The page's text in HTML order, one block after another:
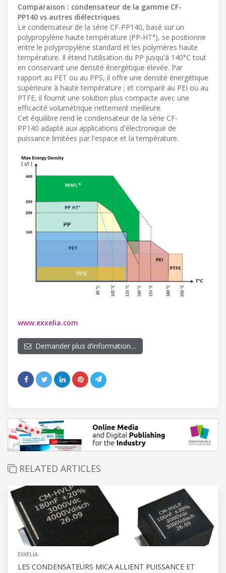
Comparaison : condensateur de la gamme CF-
PP140 vs autres diélectriques
Le condensateur de la série CF-PP140, basé sur un
polypropylène haute température (PP-HT°), se positionne
entre le polypropylène standard et les polymères haute
température. Il étend l'utilisation du PP jusqu'à 140°C tout
en conservant une densité énergétique élevée. Par
rapport au PET ou au PPS, il offre une densité énergétique
supérieure à haute température ; et comparé au PEI ou au
PTFE, il fournit une solution plus compacte avec une
efficacité volumétrique nettement meilleure.
Cet équilibre rend le condensateur de la série CF-
PP140 adapté aux applications d'électronique de
puissance limitées par l'espace et la température.
www.exxelia.com
Demander plus d’information…
RELATED ARTICLES
EXXELIA
LES CONDENSATEURS MICA ALLIENT PUISSANCE ET